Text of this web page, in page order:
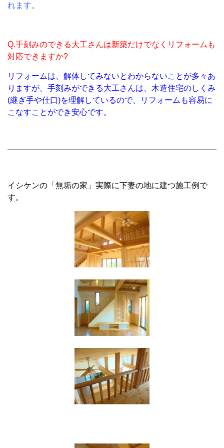
れます。
Q.手刻みのできる大工さんは新築だけでなくリフォームも
対応できますか?
リフォームは、解体してみないとわからないことが多々あ
りますが、 手刻みができる大工さんは、木造住宅のしくみ
(継ぎ手や仕口)を理解しているので、
リフォームも容易に
こなすことができ安心です。
イシケンの「無垢の家」実際に下妻の地に建つ施工例で
す。